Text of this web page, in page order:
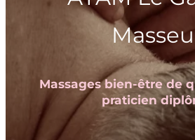
Massages bien-être de
praticien